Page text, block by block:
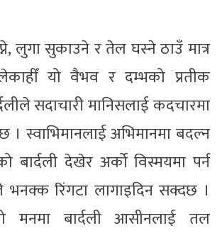
लुगा सुकाउने र तेल घस्ने ठाउँ मात्र
यो वैभव र दम्भको प्रतीक
सदाचारी मानिसलाई कदचारमा
। स्वाभिमानलाई अभिमानमा बदल्न
देखेर अर्को विस्मयमा पर्न
भनक्क रिंगटा लागाइदिन सक्दछ ।
मनमा बार्दली आसीनलाई तल